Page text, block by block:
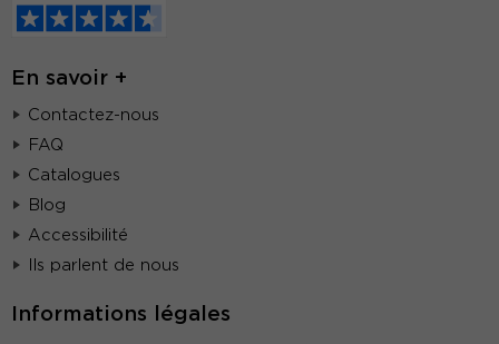
En savoir +
Contactez-nous
FAQ
Catalogues
Blog
Accessibilité
Ils parlent de nous
Informations légales